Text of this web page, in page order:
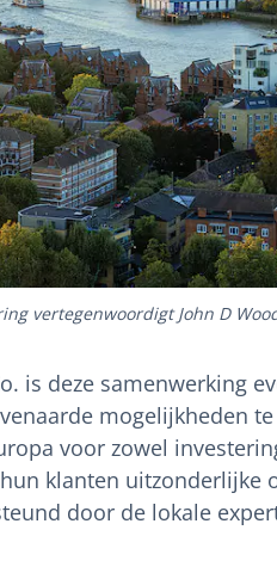
vertegenwoordigt John D
is deze samenwerking
mogelijkheden
voor zowel
klanten uitzonderlijke
door de lokale